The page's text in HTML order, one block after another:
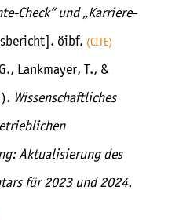
Check“ und „Karriere-
öibf. CITE
Lankmayer, T., &
Wissenschaftliches
Aktualisierung des
für 2023 und 2024.